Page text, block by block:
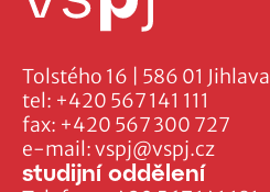
Tolstého 16 | 586 01 Jihlava
tel: +420 567 141 111
fax: +420 567 300 727
e-mail:vspj@vspj.cz
studijní oddělení